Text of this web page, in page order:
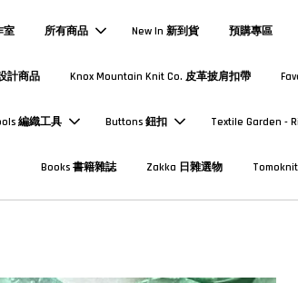
室 所有商品 New In 新到貨 預購專區
計商品 Knox Mountain Knit Co. 皮革披肩扣帶
編織工具 Buttons 鈕扣 Textile Garden -
Books 書籍雜誌 Zakka 日雜選物